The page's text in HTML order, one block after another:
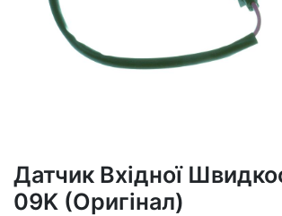
Датчик Вхідної
09K (Оригінал)